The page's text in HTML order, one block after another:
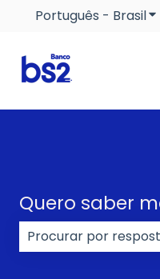
Português - Brasil
Quero saber